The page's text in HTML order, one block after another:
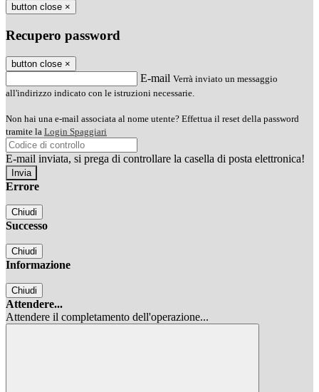
button close ×
Recupero password
button close ×
E-mail Verrà inviato un messaggio
all'indirizzo indicato con le istruzioni necessarie.
Non hai una e-mail associata al nome utente? Effettua il reset della password
tramite la Login Spaggiari
E-mail inviata, si prega di controllare la casella di posta elettronica!
Errore
Chiudi
Successo
Chiudi
Informazione
Chiudi
Attendere...
Attendere il completamento dell'operazione...